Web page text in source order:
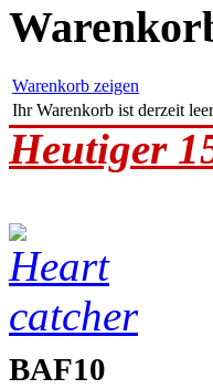
Warenkorb zeigen
Ihr Warenkorb ist derzeit leer
Heutiger
BAF10